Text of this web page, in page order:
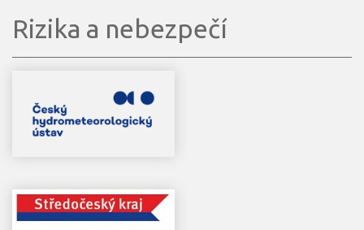
Rizika a nebezpečí